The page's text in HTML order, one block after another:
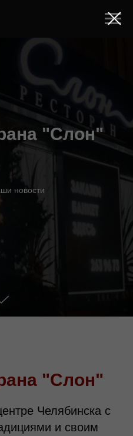
"Слон"
новости
"Слон"
Челябинска с
и своим